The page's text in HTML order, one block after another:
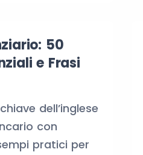
50
e Frasi
dell’inglese
con
pratici per